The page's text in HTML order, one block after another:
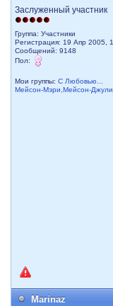
Заслуженный участник
Группа: Участники
Регистрация: 19 Апр 2005,
Сообщений: 9148
Пол:
Мои группы:С Любовью...
Мейсон-Мэри,Мейсон-
Marinaz